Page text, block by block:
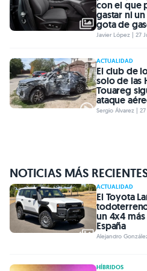
con el que
gastar ni
gota de
Javier López | 27
ACTUALIDAD
El club de
solo de las
Touareg
ataque
Sergio Álvarez |
NOTICIAS MÁS
ACTUALIDAD
El Toyota
un 4x4
España
Alejandro
HÍBRIDOS